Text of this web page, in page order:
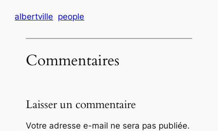
albertville people
Commentaires
Laisser un commentaire
Votre adresse e-mail ne sera pas publiée.